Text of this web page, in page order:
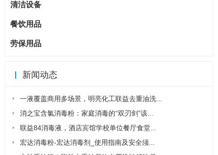
清洁设备
餐饮用品
劳保用品
新闻动态
一液覆盖商用多场景，明亮化工联益去重油洗...
消之宝含氯消毒粉：家庭消毒的“双刃剑”该...
联益84消毒液，酒店宾馆学校单位餐厅食堂...
宏达消毒粉-宏达消毒剂_使用指南及安全须...